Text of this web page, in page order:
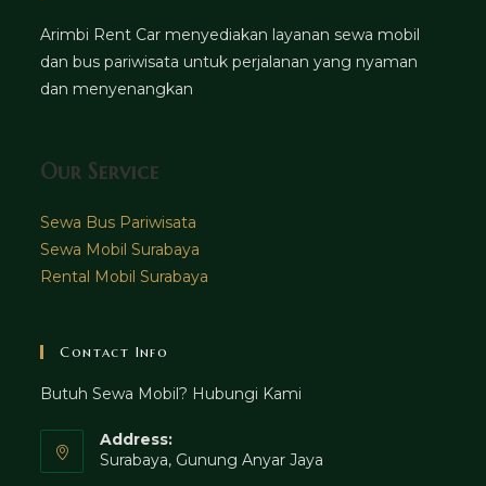
Arimbi Rent Car menyediakan layanan sewa mobil
dan bus pariwisata untuk perjalanan yang nyaman
dan menyenangkan
Our Service
Sewa Bus Pariwisata
Sewa Mobil Surabaya
Rental Mobil Surabaya
Contact Info
Butuh Sewa Mobil? Hubungi Kami
Address:
Surabaya, Gunung Anyar Jaya